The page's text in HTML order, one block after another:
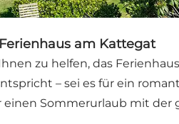
am Kattegat
zu helfen, das
– sei es für ein
Sommerurlaub mit der